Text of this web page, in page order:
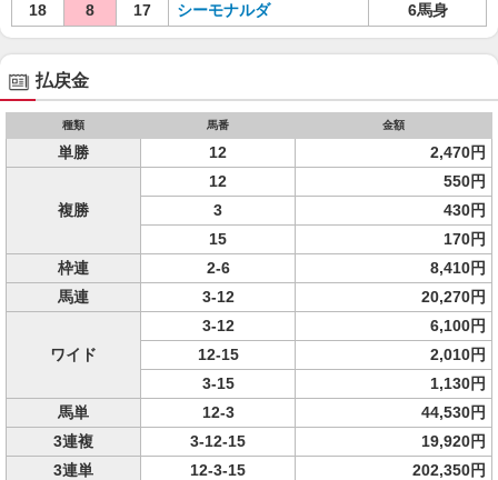
18
8 17 シーモナルダ 6馬身
払戻金
種類 馬番 金額
単勝 12 2,470円
複勝
12
550円
3
430円
15
170円
枠連
2-6
8,410円
馬連
3-12 20,270円
ワイド
3-12
6,100円
12-15
2,010円
3-15
1,130円
馬単
12-3
44,530円
3連複
3-12-15
19,920円
3連単
12-3-15 202,350円